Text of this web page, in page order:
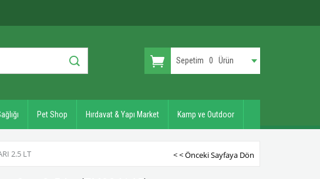
Sepetim 0 Ürün
Pet Shop Hırdavat & Yapı Market Kamp ve Outdoor
2.5 LT < < Önceki Sayfaya Dön